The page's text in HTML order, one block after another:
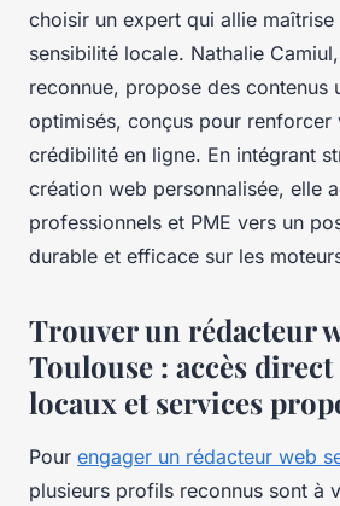
choisir un expert qui allie maîtrise
sensibilité locale. Nathalie
reconnue, propose des contenus
optimisés, conçus pour renforcer
crédibilité en ligne. En intégrant
création web personnalisée, elle
professionnels et PME vers un
durable et efficace sur les
Trouver un rédacteur
Toulouse : accès
locaux et services
Pour engager un rédacteur web
plusieurs profils reconnus sont à